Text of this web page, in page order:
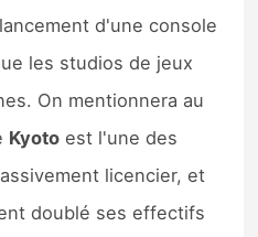
d'une console
les studios de jeux
On mentionnera au
Kyoto est l'une des
licencier, et
doublé ses effectifs